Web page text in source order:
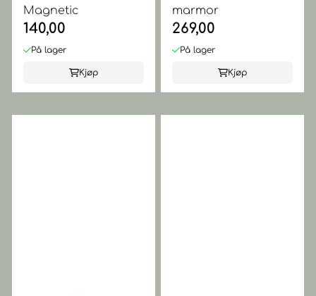
Magnetic
140,00
På lager
Kjøp
marmor
269,00
På lager
Kjøp